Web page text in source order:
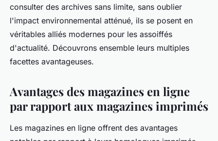
consulter des archives sans limite, sans oublier
l'impact environnemental atténué, ils se posent en
véritables alliés modernes pour les assoiffés
d'actualité. Découvrons ensemble leurs multiples
facettes avantageuses.
Avantages des magazines en ligne
par rapport aux magazines imprimés
Les magazines en ligne offrent des avantages